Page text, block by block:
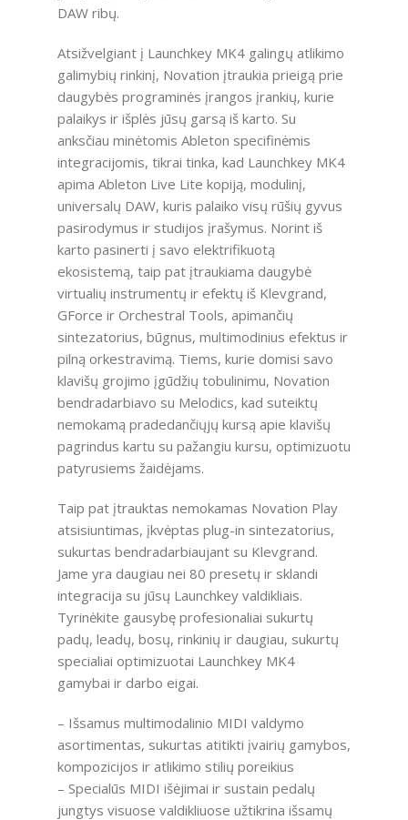
DAW ribų.
Atsižvelgiant į Launchkey MK4 galingų atlikimo
galimybių rinkinį, Novation įtraukia prieigą prie
daugybės programinės įrangos įrankių, kurie
palaikys ir išplės jūsų garsą iš karto. Su
anksčiau minėtomis Ableton specifinėmis
integracijomis, tikrai tinka, kad Launchkey MK4
apima Ableton Live Lite kopiją, modulinį,
universalų DAW, kuris palaiko visų rūšių gyvus
pasirodymus ir studijos įrašymus. Norint iš
karto pasinerti į savo elektrifikuotą
ekosistemą, taip pat įtraukiama daugybė
virtualių instrumentų ir efektų iš Klevgrand,
GForce ir Orchestral Tools, apimančių
sintezatorius, būgnus, multimodinius efektus ir
pilną orkestravimą. Tiems, kurie domisi savo
klavišų grojimo įgūdžių tobulinimu, Novation
bendradarbiavo su Melodics, kad suteiktų
nemokamą pradedančiųjų kursą apie klavišų
pagrindus kartu su pažangiu kursu, optimizuotu
patyrusiems žaidėjams.
Taip pat įtrauktas nemokamas Novation Play
atsisiuntimas, įkvėptas plug-in sintezatorius,
sukurtas bendradarbiaujant su Klevgrand.
Jame yra daugiau nei 80 presetų ir sklandi
integracija su jūsų Launchkey valdikliais.
Tyrinėkite gausybę profesionaliai sukurtų
padų, leadų, bosų, rinkinių ir daugiau, sukurtų
specialiai optimizuotai Launchkey MK4
gamybai ir darbo eigai.
– Išsamus multimodalinio MIDI valdymo
asortimentas, sukurtas atitikti įvairių gamybos,
kompozicijos ir atlikimo stilių poreikius
– Specialūs MIDI išėjimai ir sustain pedalų
jungtys visuose valdikliuose užtikrina išsamų